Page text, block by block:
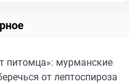
питомца»: мурманские
от лептоспироза